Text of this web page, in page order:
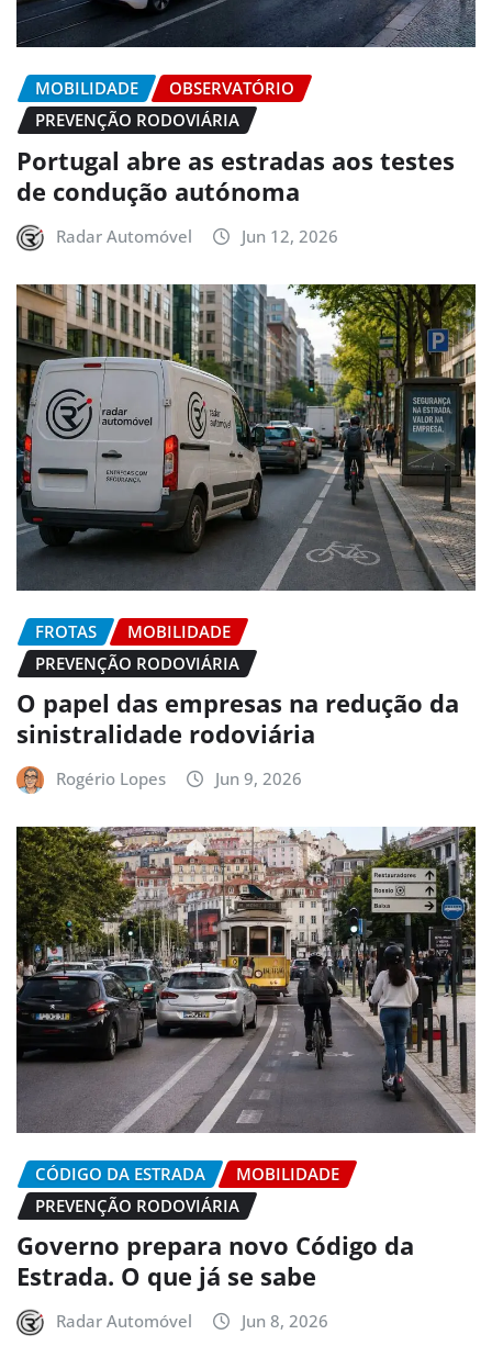
MOBILIDADE
OBSERVATÓRIO
PREVENÇÃO RODOVIÁRIA
Portugal abre as estradas aos testes
de condução autónoma
Radar Automóvel Jun 12, 2026
FROTAS
MOBILIDADE
PREVENÇÃO RODOVIÁRIA
O papel das empresas na redução da
sinistralidade rodoviária
Rogério Lopes Jun 9, 2026
CÓDIGO DA ESTRADA
MOBILIDADE
PREVENÇÃO RODOVIÁRIA
Governo prepara novo Código da
Estrada. O que já se sabe
Radar Automóvel Jun 8, 2026